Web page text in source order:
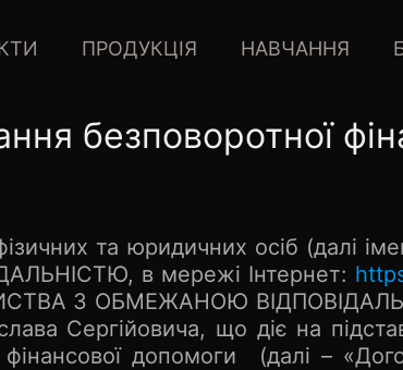
ПРОДУКЦІЯ НАВЧАННЯ
безповоротної
та юридичних осіб (далі
в мережі Інтернет:
З ОБМЕЖАНОЮ
Сергійовича, що діє на
допомоги (далі –